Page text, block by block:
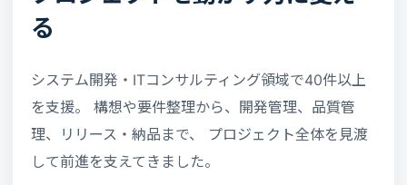
る
システム開発・ITコンサルティング領域で40件以上
を支援。 構想や要件整理から、開発管理、品質管
理、リリース・納品まで、 プロジェクト全体を見渡
して前進を支えてきました。